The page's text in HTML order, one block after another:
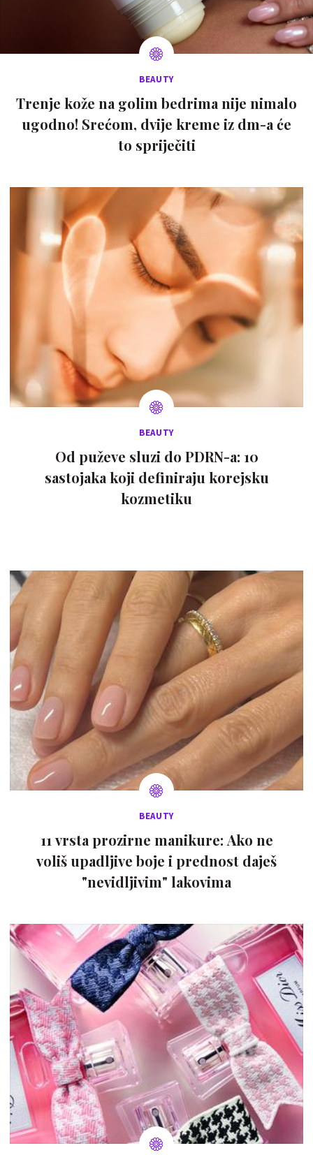
BEAUTY
Trenje kože na golim bedrima nije nimalo
ugodno! Srećom, dvije kreme iz dm-a će
to spriječiti
BEAUTY
Od puževe sluzi do PDRN-a: 10
sastojaka koji definiraju korejsku
kozmetiku
BEAUTY
11 vrsta prozirne manikure: Ako ne
voliš upadljive boje i prednost daješ
"nevidljivim" lakovima